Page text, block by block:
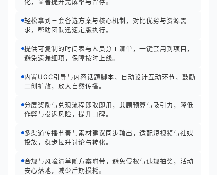
轻松拿到三套备选方案与核心机制，对比优劣与资源需
求，帮助团队迅速定版执行。
提供可复制的时间表与人员分工清单，一键套用到项目，
避免遗漏细项，保障按时上线。
内置UGC引导与内容话题脚本，自动设计互动环节，鼓励
二创扩散，放大自然传播。
分层奖励与兑现流程即取即用，兼顾预算与吸引力，降低
作弊与投诉风险，提升口碑。
多渠道传播节奏与素材建议同步输出，适配短视频与社媒
投放，稳步拉升讨论与转化。
合规与风险清单随方案附带，避免侵权与违规抽奖，活动
安心落地，减少后期损耗。